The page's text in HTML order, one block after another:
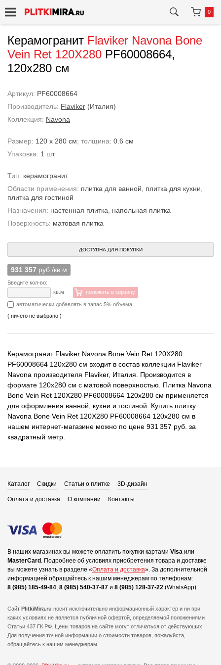
0
Керамогранит Flaviker Navona Bone
Vein Ret 120X280 PF60008664,
120x280 см
Артикул: PF60008664
Производитель: Flaviker (Италия)
Коллекция: Navona
Размер: 120 x 280 см; толщина: 0.6 см
Упаковка: 1 шт.
Тип: керамогранит
Области применения: плитка для ванной плитка для кухни
плитка для гостиной
Назначения: настенная плитка
напольная плитка
Поверхность: матовая плитка
ДОСТУПНА ДЛЯ ПОКУПКИ
931 357 руб./кв.м
Введите кол-во:
кв.м
положить в корзину
автоматически добавлять в запас 5% объема
( ничего не выбрано )
Керамогранит Flaviker Navona Bone Vein Ret 120X280
PF60008664 120x280 см входит в состав коллекции Flaviker
Navona производителя Flaviker, Италия. Производится в
формате 120x280 см с матовой поверхностью. Плитка Navona
Bone Vein Ret 120X280 PF60008664 120x280 см применяется
для оформления ванной, кухни и гостиной. Купить плитку
Navona Bone Vein Ret 120X280 PF60008664 120x280 см в
нашем интернет-магазине можно по цене 931 357 руб. за
квадратный метр.
Каталог Скидки Статьи о плитке 3D-дизайн
Оплата и доставка О компании Контакты
В наших магазинах вы можете оплатить покупки картами Visa или
MasterCard . Подробнее об условиях приобретения товара и доставке
вы можете узнать в разделе «Оплата и доставка». За дополнительной
информацией обращайтесь к нашим менеджерам по телефонам:
8 (985) 185-49-84, 8 (985) 540-37-87 и 8 (985) 128-37-22 (WhatsApp).
Сайт PlitkiMira.ru носит исключительно информационный характер и ни при
каких условиях не является публичной офертой, определяемой положениями
Статьи 437 ГК РФ. Цены товаров на сайте могут отличаться от действующих.
Для получения точной информации о стоимости товаров, пожалуйста,
обращайтесь к нашим менеджерам.